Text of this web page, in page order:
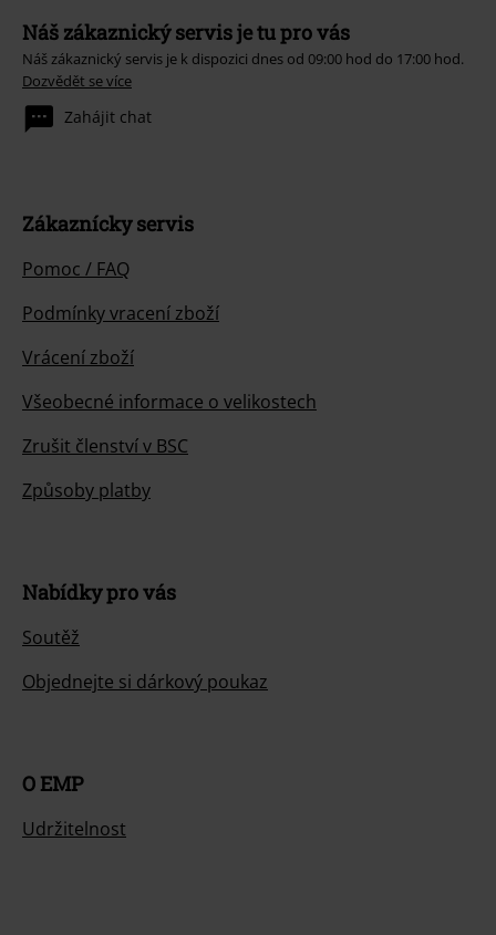
Náš zákaznický servis je tu pro vás
Náš zákaznický servis je k dispozici dnes od 09:00 hod do 17:00 hod.
Dozvědět se více
Zahájit chat
Zákaznícky servis
Pomoc / FAQ
Podmínky vracení zboží
Vrácení zboží
Všeobecné informace o velikostech
Zrušit členství v BSC
Způsoby platby
Nabídky pro vás
Soutěž
Objednejte si dárkový poukaz
O EMP
Udržitelnost